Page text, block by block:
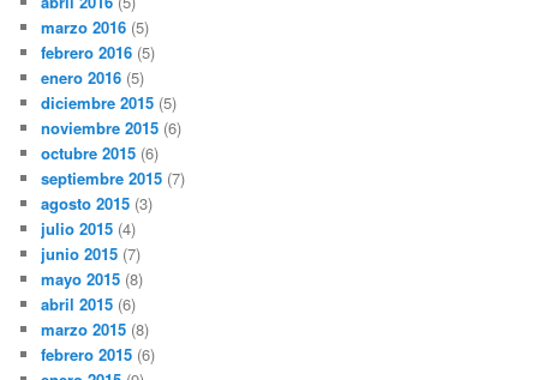
marzo 2016 (5)
febrero 2016 (5)
enero 2016 (5)
diciembre 2015 (5)
noviembre 2015 (6)
octubre 2015 (6)
septiembre 2015 (7)
agosto 2015 (3)
julio 2015 (4)
junio 2015 (7)
mayo 2015 (8)
abril 2015 (6)
marzo 2015 (8)
febrero 2015 (6)